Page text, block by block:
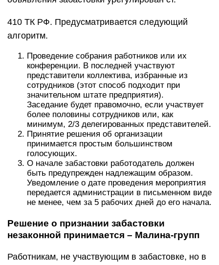
410 ТК РФ. Предусматривается следующий
алгоритм.
Проведение собрания работников или их
конференции. В последней участвуют
представители коллектива, избранные из
сотрудников (этот способ подходит при
значительном штате предприятия).
Заседание будет правомочно, если участвует
более половины сотрудников или, как
минимум, 2/3 делегированных представителей.
Принятие решения об организации
принимается простым большинством
голосующих.
О начале забастовки работодатель должен
быть предупрежден надлежащим образом.
Уведомление о дате проведения мероприятия
передается администрации в письменном виде
не менее, чем за 5 рабочих дней до его начала.
Решение о признании забастовки
незаконной принимается – Малина-групп
Работникам, не участвующим в забастовке, но в